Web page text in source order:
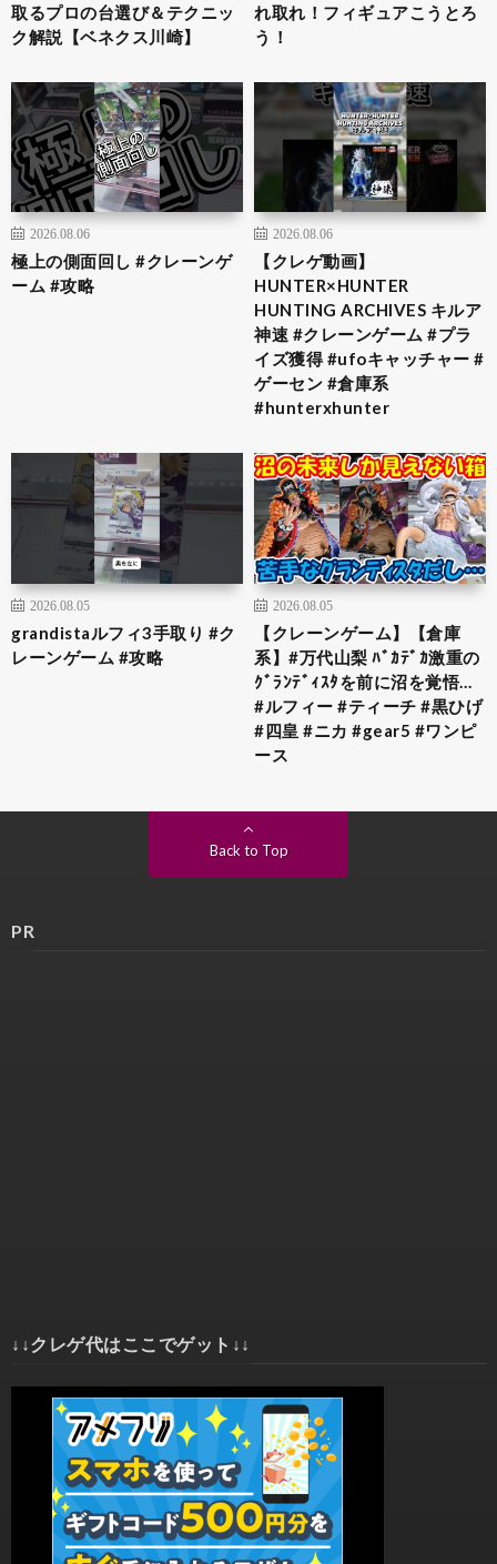
取るプロの台選び＆テクニッ
ク解説【ベネクス川崎】
れ取れ！フィギュアこうとろ
う！
2026.08.06
極上の側面回し #クレーンゲ
ーム #攻略
2026.08.06
【クレゲ動画】
HUNTER×HUNTER
HUNTING ARCHIVES キルア
神速 #クレーンゲーム #プラ
イズ獲得 #ufoキャッチャー #
ゲーセン #倉庫系
#hunterxhunter
2026.08.05
grandistaルフィ3手取り #ク
レーンゲーム #攻略
2026.08.05
【クレーンゲーム】【倉庫
系】#万代山梨 ﾊﾞｶﾃﾞｶ激重の
ｸﾞﾗﾝﾃﾞｨｽﾀを前に沼を覚悟…
#ルフィー #ティーチ #黒ひげ
#四皇 #ニカ #gear5 #ワンピ
ース
Back to Top
PR
↓↓クレゲ代はここでゲット↓↓